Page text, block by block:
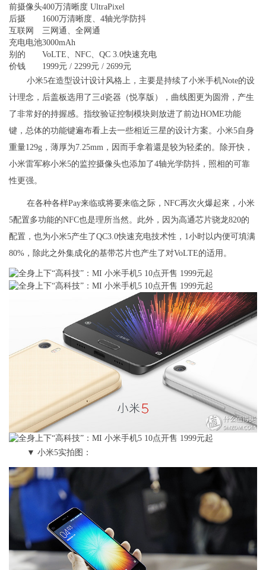
前摄像头400万清晰度 UltraPixel
后摄
1600万清晰度、4轴光学防抖
互联网
三网通、全网通
充电电池3000mAh
别的
VoLTE、NFC、QC 3.0快速充电
价钱
1999元 / 2299元 / 2699元
小米5在造型设计设计风格上，主要是持续了小米手机Note的设
计理念，后盖板选用了三d瓷器（悦享版），曲线图更为圆滑，产生
了非常好的持握感。指纹验证控制模块则放进了前边HOME功能
键，总体的功能键遍布看上去一些相近三星的设计方案。小米5自身
重量129g，薄厚为7.25mm，因而手拿着還是较为轻柔的。除开快，
小米雷军称小米5的监控摄像头也添加了4轴光学防抖，照相的可靠
性更强。
在各种各样Pay来临或将要来临之际，NFC再次火爆起來，小米
5配置多功能的NFC也是理所当然。此外，因为高通芯片骁龙820的
配置，也为小米5产生了QC3.0快速充电技术性，1小时以内便可填满
80%，除此之外集成化的基带芯片也产生了对VoLTE的适用。
▼ 小米5实拍图：